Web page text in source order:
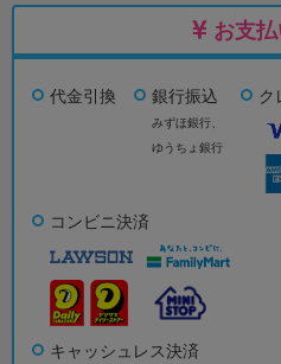
お支
代金引換 銀行振込
みずほ銀行、
ゆうちょ銀行
ク
コンビニ決済
キャッシュレス決済